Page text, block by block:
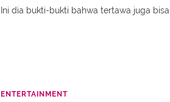
Ini dia bukti-bukti bahwa tertawa juga
ENTERTAINMENT